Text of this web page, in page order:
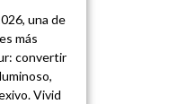
una de
más
convertir
Vivid